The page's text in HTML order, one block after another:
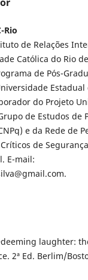
Rio
de Relações
Católica do Rio
de Pós-
Estadual
do Projeto
de Estudos de
e da Rede de
de Segurança
E-mail:
laughter:
2ª Ed. Berlim/